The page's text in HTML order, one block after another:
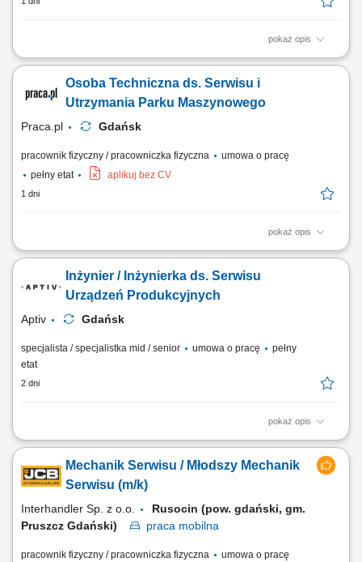
pokaż opis
Twoja rola: Będziesz odpowiadać za zapewnienie ciągłości i
produkcyjnych. Twoje obowiązki będą obejmować m.in.: Naprawy
bieżące i konserwację maszyn montażowych i testujących. Szybką
Osoba Techniczna ds. Serwisu i
Utrzymania Parku Maszynowego
Praca.pl Gdańsk
pracownik fizyczny / pracowniczka fizyczna
umowa o pracę
pełny etat
aplikuj bez CV
1 dni
pokaż opis
Opis stanowiska Zapewnianie pełnej ciągłości operacyjnej oraz
produkcyjnych. Przeprowadzanie okresowych konserwacji, przeglądów
technicznych oraz bieżących napraw aparatury montażowej, pakującej i
Inżynier / Inżynierka ds. Serwisu
Urządzeń Produkcyjnych
Aptiv Gdańsk
specjalista / specjalistka mid / senior umowa o pracę
pełny
etat
2 dni
pokaż opis
Zadania Bieżący nadzór nad kondycją technologiczną maszyn i ich
zgodnością z normami BHP. Natychmiastowe reagowanie na incydenty
techniczne w celu utrzymania ciągłości procesów. Prowadzenie
konserwacji zapobiegawczej i prewencyjnej aparatury produkcyjnej.
Mechanik Serwisu / Młodszy Mechanik
Serwisu (m/k)
Interhandler Sp. z o.o.
Rusocin (pow. gdański, gm.
Pruszcz Gdański)
praca mobilna
pracownik fizyczny / pracowniczka fizyczna
umowa o pracę